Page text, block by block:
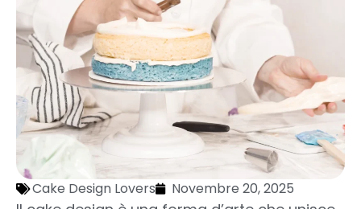
Cake Design Lovers Novembre 20, 2025